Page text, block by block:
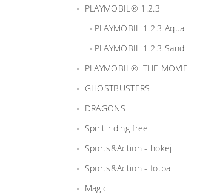
PLAYMOBIL® 1.2.3
PLAYMOBIL 1.2.3 Aqua
PLAYMOBIL 1.2.3 Sand
PLAYMOBIL®: THE MOVIE
GHOSTBUSTERS
DRAGONS
Spirit riding free
Sports&Action - hokej
Sports&Action - fotbal
Magic